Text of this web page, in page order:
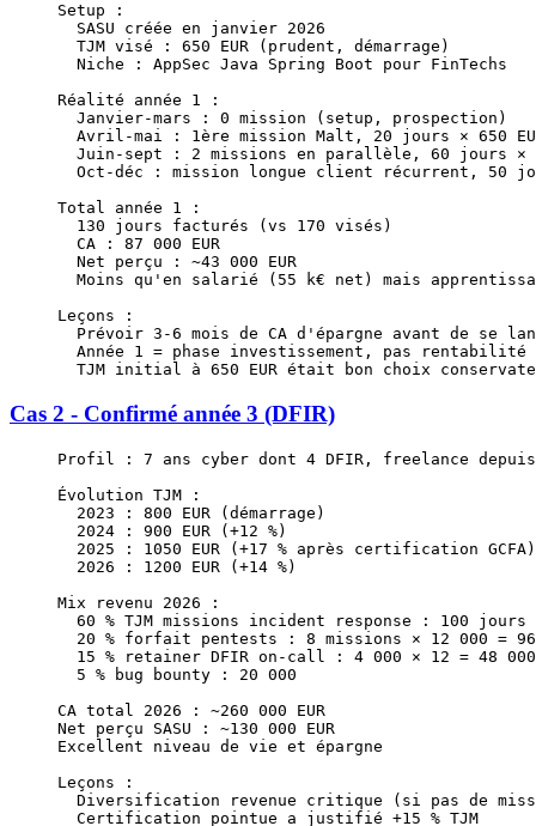
Setup :
  SASU créée en janvier 2026
  TJM visé : 650 EUR (prudent, démarrage)
  Niche : AppSec Java Spring Boot pour FinTechs
Réalité année 1 :
  Janvier-mars : 0 mission (setup, prospection)
Avril-mai : 1ère mission Malt, 20 jours × 650
Juin-sept : 2 missions en parallèle, 60 jours ×
Oct-déc : mission longue client récurrent, 50
Total année 1 :
  130 jours facturés (vs 170 visés)
  CA : 87 000 EUR
  Net perçu : ~43 000 EUR
Moins qu'en salarié (55 k€ net) mais
Leçons :
Prévoir 3-6 mois de CA d'épargne avant de se
  Année 1 = phase investissement, pas rentabilité
TJM initial à 650 EUR était bon choix
Cas 2 - Confirmé année 3 (DFIR)
Profil : 7 ans cyber dont 4 DFIR, freelance depuis
Évolution TJM :
  2023 : 800 EUR (démarrage)
  2024 : 900 EUR (+12 %)
  2025 : 1050 EUR (+17 % après certification GCFA)
  2026 : 1200 EUR (+14 %)
Mix revenu 2026 :
60 % TJM missions incident response : 100 jours
20 % forfait pentests : 8 missions × 12 000 =
  15 % retainer DFIR on-call : 4 000 × 12 = 48 000
  5 % bug bounty : 20 000
CA total 2026 : ~260 000 EUR
Net perçu SASU : ~130 000 EUR
Excellent niveau de vie et épargne
Leçons :
Diversification revenue critique (si pas de
  Certification pointue a justifié +15 % TJM